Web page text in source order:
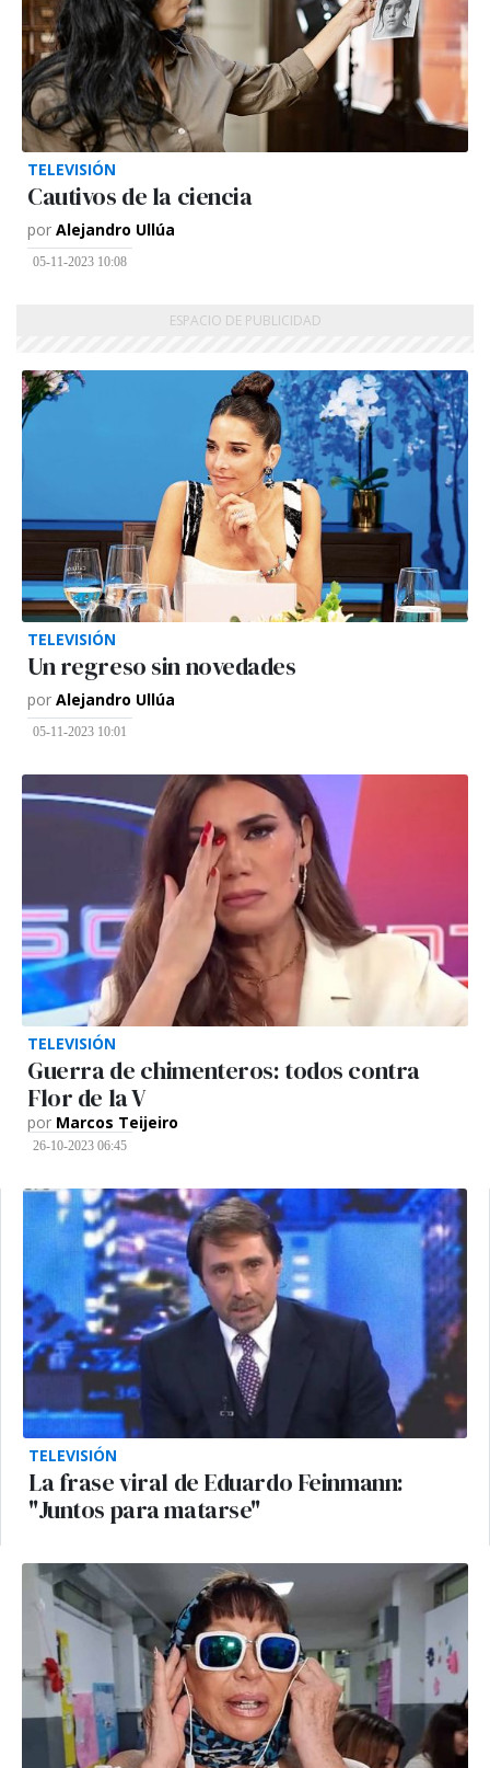
TELEVISIÓN
Cautivos de la ciencia
por Alejandro Ullúa
05-11-2023 10:08
TELEVISIÓN
Un regreso sin novedades
por Alejandro Ullúa
05-11-2023 10:01
TELEVISIÓN
Guerra de chimenteros: todos contra
Flor de la V
por Marcos Teijeiro
26-10-2023 06:45
TELEVISIÓN
La frase viral de Eduardo Feinmann:
"Juntos para matarse"